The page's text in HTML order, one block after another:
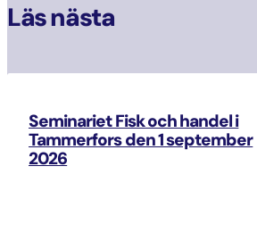
Läs nästa
Seminariet Fisk och handel i
Tammerfors den 1 september
2026